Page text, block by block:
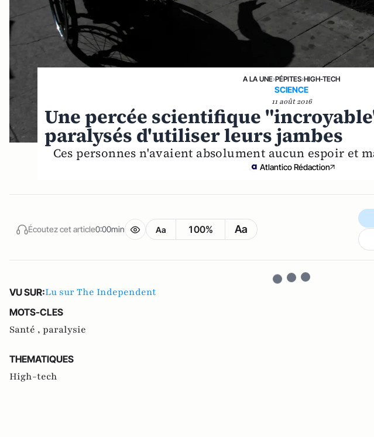
A LA UNE›PÉPITES›HIGH-TECH
SCIENCE
11 août 2016
Une percée scientifique
paralysés d'utiliser leurs jambes
Ces personnes n'avaient absolument aucun espoir et
Atlantico Rédaction
Écoutez cet article0:00min Aa 100% Aa
VU SUR:Lu sur The Independent
MOTS-CLES
Santé , paralysie
THEMATIQUES
High-tech